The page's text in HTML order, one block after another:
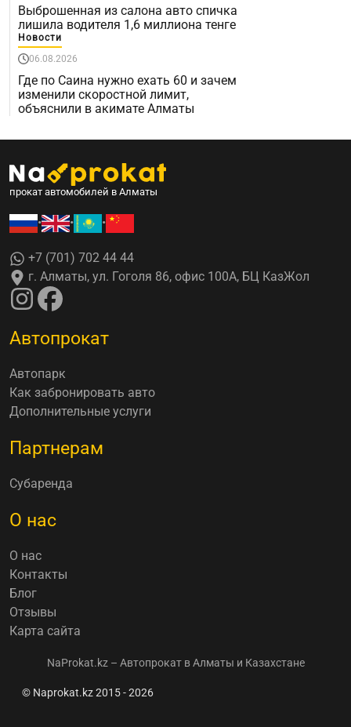
Выброшенная из салона авто спичка
лишила водителя 1,6 миллиона тенге
Новости
06.08.2026
Где по Саина нужно ехать 60 и зачем
изменили скоростной лимит,
объяснили в акимате Алматы
прокат автомобилей в Алматы
• • •
+7 (701) 702 44 44
г. Алматы, ул. Гоголя 86, офис 100А, БЦ КазЖол
Автопрокат
Автопарк
Как забронировать авто
Дополнительные услуги
Партнерам
Субаренда
О нас
О нас
Контакты
Блог
Отзывы
Карта сайта
NaProkat.kz – Автопрокат в Алматы и Казахстане
© Naprokat.kz 2015 - 2026